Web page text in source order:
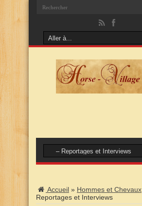
Accueil » Hommes et Chevaux
Reportages et Interviews